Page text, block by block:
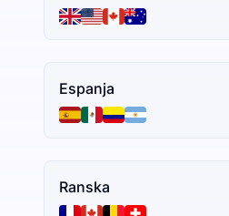
Espanja
Ranska